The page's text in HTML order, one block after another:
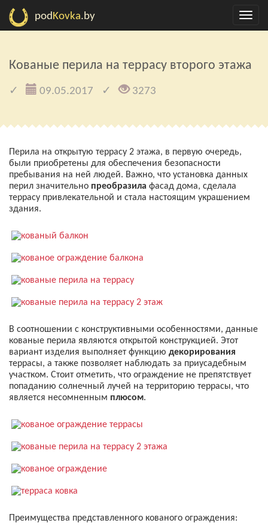
podKovka.by
Кованые перила на террасу второго этажа
09.05.2017 3273
Перила на открытую террасу 2 этажа, в первую очередь,
были приобретены для обеспечения безопасности
пребывания на ней людей. Важно, что установка данных
перил значительно преобразила фасад дома, сделала
террасу привлекательной и стала настоящим украшением
здания.
В соотношении с конструктивными особенностями, данные
кованые перила являются открытой конструкцией. Этот
вариант изделия выполняет функцию декорирования
террасы, а также позволяет наблюдать за приусадебным
участком. Стоит отметить, что ограждение не препятствует
попаданию солнечный лучей на территорию террасы, что
является несомненным плюсом.
Преимущества представленного кованого ограждения: